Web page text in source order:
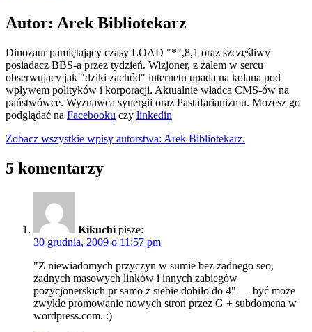
Autor: Arek Bibliotekarz
Dinozaur pamiętający czasy LOAD "*",8,1 oraz szczęśliwy
posiadacz BBS-a przez tydzień. Wizjoner, z żalem w sercu
obserwujący jak "dziki zachód" internetu upada na kolana pod
wpływem polityków i korporacji. Aktualnie władca CMS-ów na
państwówce. Wyznawca synergii oraz Pastafarianizmu. Możesz go
podglądać na Facebooku czy linkedin
Zobacz wszystkie wpisy autorstwa: Arek Bibliotekarz.
5 komentarzy
Kikuchi pisze:
30 grudnia, 2009 o 11:57 pm
"Z niewiadomych przyczyn w sumie bez żadnego seo,
żadnych masowych linków i innych zabiegów
pozycjonerskich pr samo z siebie dobiło do 4" — być może
zwykłe promowanie nowych stron przez G + subdomena w
wordpress.com. :)